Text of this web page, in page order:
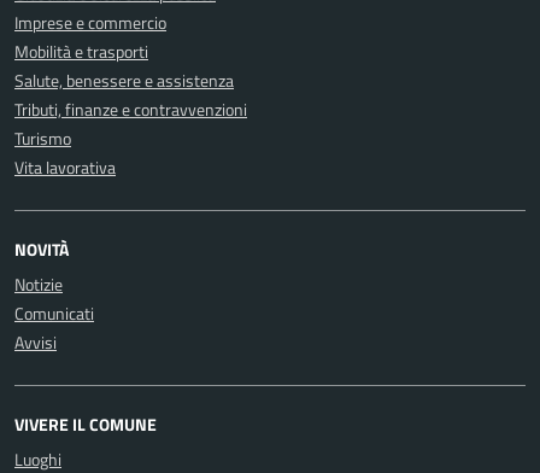
Imprese e commercio
Mobilità e trasporti
Salute, benessere e assistenza
Tributi, finanze e contravvenzioni
Turismo
Vita lavorativa
NOVITÀ
Notizie
Comunicati
Avvisi
VIVERE IL COMUNE
Luoghi